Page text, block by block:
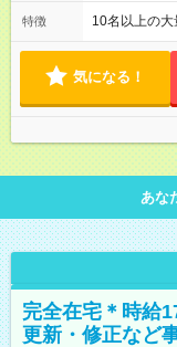
特徴 10名以上の大
気になる！
あな
完全在宅＊時給
更新・修正など